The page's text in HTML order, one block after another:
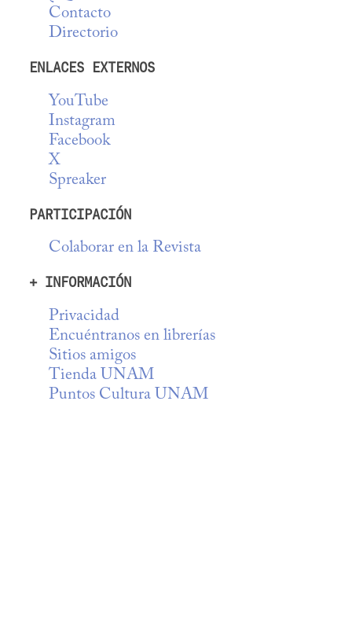
Contacto
Directorio
ENLACES EXTERNOS
YouTube
Instagram
Facebook
X
Spreaker
PARTICIPACIÓN
Colaborar en la Revista
+ INFORMACIÓN
Privacidad
Encuéntranos en librerías
Sitios amigos
Tienda UNAM
Puntos Cultura UNAM